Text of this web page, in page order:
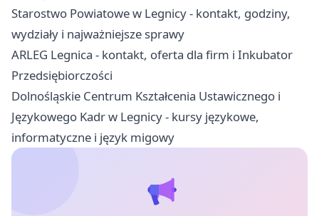
Starostwo Powiatowe w Legnicy - kontakt, godziny,
wydziały i najważniejsze sprawy
ARLEG Legnica - kontakt, oferta dla firm i Inkubator
Przedsiębiorczości
Dolnośląskie Centrum Kształcenia Ustawicznego i
Językowego Kadr w Legnicy - kursy językowe,
informatyczne i język migowy